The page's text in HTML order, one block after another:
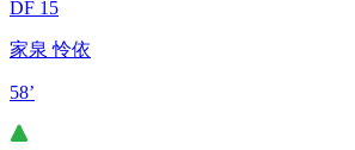
DF 15
家泉 怜依
58’